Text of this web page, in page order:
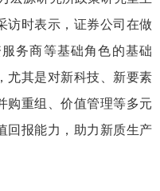
访时表示，证券公司在做
务商等基础角色的基础
尤其是对新科技、新要素
购重组、价值管理等多元
回报能力，助力新质生产